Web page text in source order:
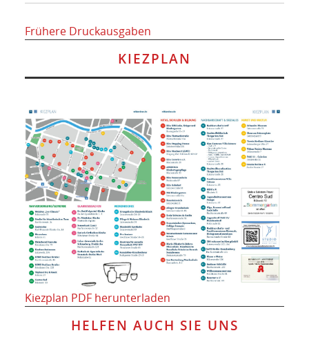
Frühere Druckausgaben
KIEZPLAN
Kiezplan PDF herunterladen
HELFEN AUCH SIE UNS